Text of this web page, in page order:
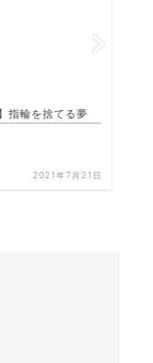
2021年7月21日